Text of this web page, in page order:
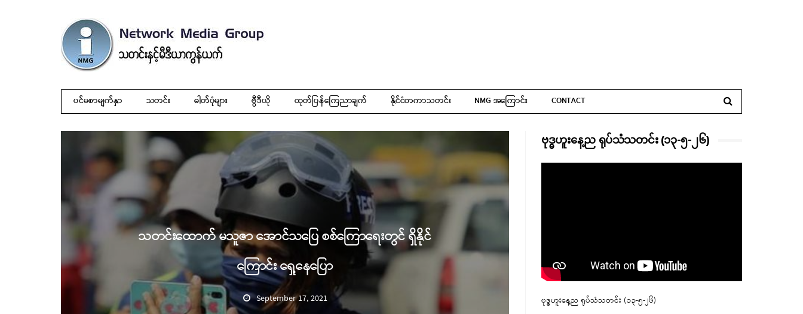
ပင်မစာမျက်နှာ သတင်း ဓါတ်ပုံများ ဗွီဒီယို ထုတ်ပြန်ကြေညာချက် နိုင်ငံတကာသတင်း NMG အကြောင်း CONTACT
သတင်းထောက် မသူဇာ အောင်သပြေ စစ်ကြောရေးတွင် ရှိနိုင်
ကြောင်း ရှေ့နေပြော
September 17, 2021
ဗုဒ္ဓဟူးနေ့ည ရုပ်သံသတင်း (၁၃-၅-၂၆)
ဗုဒ္ဓဟူးနေ့ည ရုပ်သံသတင်း (၁၃-၅-၂၆)